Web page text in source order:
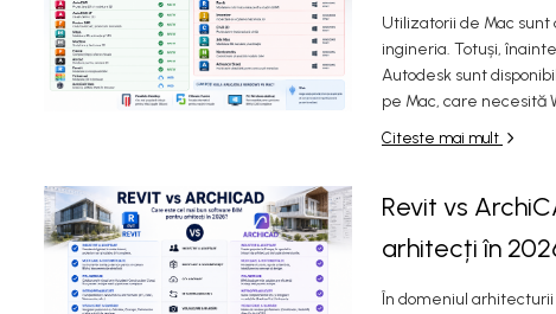
Utilizatorii de Mac
ingineria. Totuși,
Autodesk sunt
pe Mac, care necesită
Citeste mai mult
Revit vs
arhitecți în
În domeniul